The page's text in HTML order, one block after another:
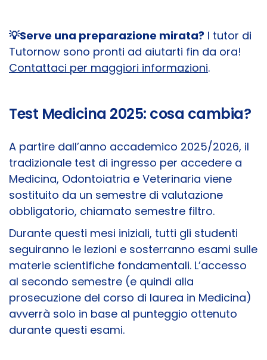
💡Serve una preparazione mirata? I tutor di
Tutornow sono pronti ad aiutarti fin da ora!
Contattaci per maggiori informazioni.
Test Medicina 2025: cosa cambia?
A partire dall’anno accademico 2025/2026, il
tradizionale test di ingresso per accedere a
Medicina, Odontoiatria e Veterinaria viene
sostituito da un semestre di valutazione
obbligatorio, chiamato semestre filtro.
Durante questi mesi iniziali, tutti gli studenti
seguiranno le lezioni e sosterranno esami sulle
materie scientifiche fondamentali. L’accesso
al secondo semestre (e quindi alla
prosecuzione del corso di laurea in Medicina)
avverrà solo in base al punteggio ottenuto
durante questi esami.